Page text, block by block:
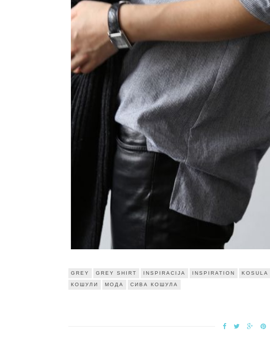
GREY GREY SHIRT INSPIRACIJA INSPIRATION KOSULA
КОШУЛИ МОДА СИВА КОШУЛА